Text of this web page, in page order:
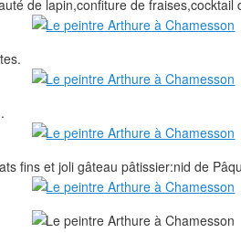
de lapin,confiture de fraises,cocktail
fins et joli gâteau pâtissier:nid de